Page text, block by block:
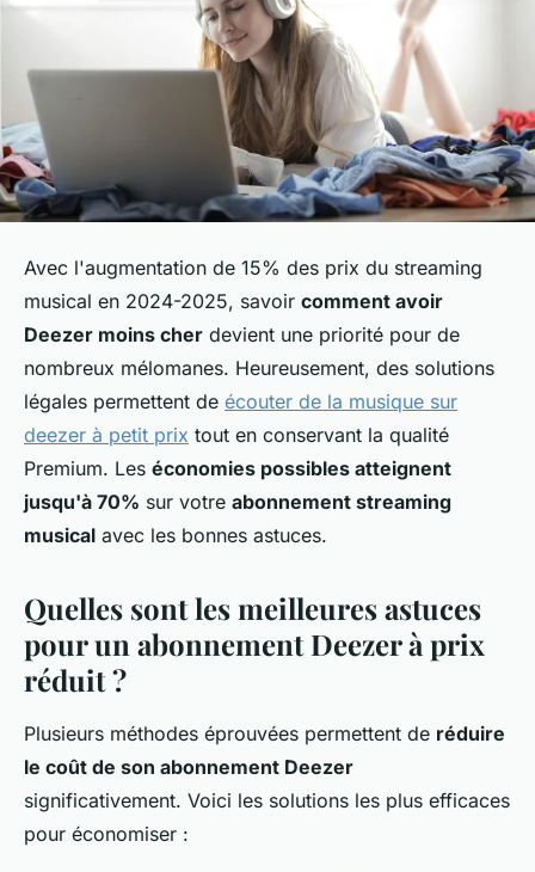
Avec l'augmentation de 15% des prix du streaming
musical en 2024-2025, savoir comment avoir
Deezer moins cher devient une priorité pour de
nombreux mélomanes. Heureusement, des solutions
légales permettent de écouter de la musique sur
deezer à petit prix tout en conservant la qualité
Premium. Les économies possibles atteignent
jusqu'à 70% sur votre abonnement streaming
musical avec les bonnes astuces.
Quelles sont les meilleures astuces
pour un abonnement Deezer à prix
réduit ?
Plusieurs méthodes éprouvées permettent de réduire
le coût de son abonnement Deezer
significativement. Voici les solutions les plus efficaces
pour économiser :